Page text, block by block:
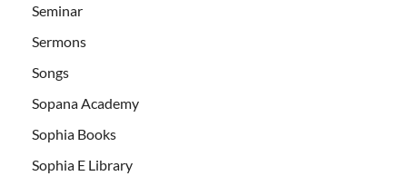
Seminar
Sermons
Songs
Sopana Academy
Sophia Books
Sophia E Library